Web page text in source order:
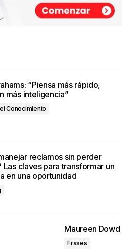
“Piensa más rápido,
más inteligencia”
Conocimiento
reclamos sin perder
Las claves para transformar un
en una oportunidad
Maureen Dowd
Frases